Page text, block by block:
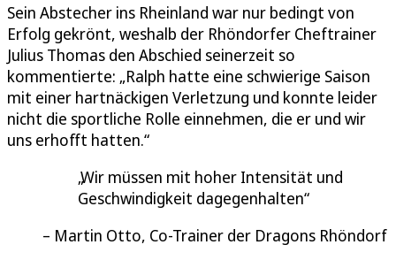
Sein Abstecher ins Rheinland war nur bedingt von
Erfolg gekrönt, weshalb der Rhöndorfer Cheftrainer
Julius Thomas den Abschied seinerzeit so
kommentierte: „Ralph hatte eine schwierige Saison
mit einer hartnäckigen Verletzung und konnte leider
nicht die sportliche Rolle einnehmen, die er und wir
uns erhofft hatten.“
Wir müssen mit hoher Intensität und
Geschwindigkeit dagegenhalten
Martin Otto, Co-Trainer der Dragons Rhöndorf